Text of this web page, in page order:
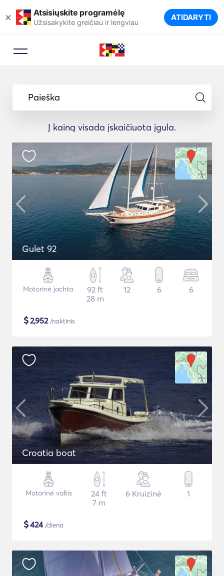
× Atsisiųskite programėlę
Užsisakykite greičiau ir lengviau ATIDARYTI
Paieška
Į kainą visada įskaičiuota įgula.
Gulet 92
Motorinė jachta
92 ft
28 m
12 6 6
$2,952/naktinis
Croatia boat
Motorinė valtis
24 ft
7 m
6 Kruizinė 1
$424/diena